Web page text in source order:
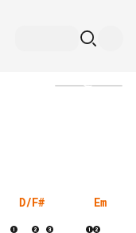
D/F# Em